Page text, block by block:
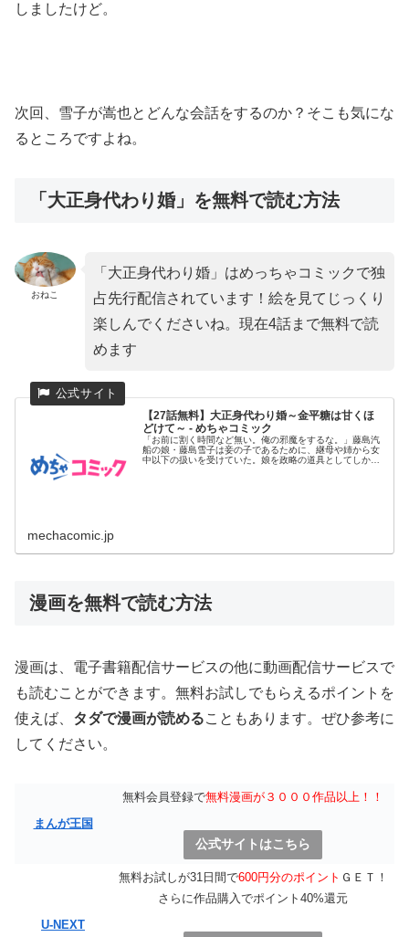
しましたけど。
次回、雪子が嵩也とどんな会話をするのか？そこも気にな
るところですよね。
「大正身代わり婚」を無料で読む方法
おねこ
「大正身代わり婚」はめっちゃコミックで独
占先行配信されています！絵を見てじっくり
楽しんでくださいね。現在4話まで無料で読
めます
【27話無料】大正身代わり婚～金平糖は甘くほ
どけて～ - めちゃコミック
「お前に割く時間など無い。俺の邪魔をするな。」藤島汽
船の娘・藤島雪子は妾の子であるために、継母や姉から女
中以下の扱いを受けていた。娘を政略の道具としてしか見
mechacomic.jp
漫画を無料で読む方法
漫画は、電子書籍配信サービスの他に動画配信サービスで
も読むことができます。無料お試しでもらえるポイントを
使えば、 タダで漫画が読めることもあります。ぜひ参考に
してください。
まんが王国
無料会員登録で無料漫画が３０００作品以上！！
公式サイトはこちら
U-NEXT
無料お試しが31日間で600円分のポイント ＧＥＴ！
さらに作品購入でポイント40%還元